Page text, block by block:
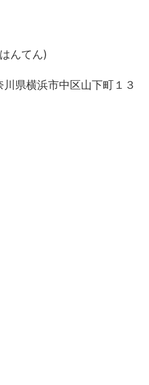
んてん)
県横浜市中区山下町１３